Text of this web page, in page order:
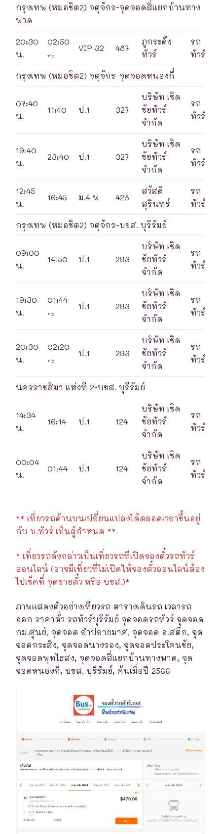
กรุงเทพ (หมอชิต2) จตุจักร-จุดจอดสี่แยกบ้านทาง
พาด
20:30
น.
02:50
+1d
VIP 32 487
ภูกระดึง
ทัวร์
รถ
ทัวร์
กรุงเทพ (หมอชิต2) จตุจักร-จุดจอดหนองกี่
07:40
น.
11:40 ป.1 327
บริษัท เชิด
ชัยทัวร์
จำกัด
รถ
ทัวร์
19:40
น.
23:40 ป.1 327
บริษัท เชิด
ชัยทัวร์
จำกัด
รถ
ทัวร์
12:45
น.
16:45 ม.4 พ 428
สวัสดี
สุรินทร์
รถ
ทัวร์
กรุงเทพ (หมอชิต2) จตุจักร-บขส. บุรีรัมย์
09:00
น.
14:50 ป.1 293
บริษัท เชิด
ชัยทัวร์
จำกัด
รถ
ทัวร์
19:30
น.
01:44
+1d
ป.1 293
บริษัท เชิด
ชัยทัวร์
จำกัด
รถ
ทัวร์
20:30
น.
02:20
+1d
ป.1 293
บริษัท เชิด
ชัยทัวร์
จำกัด
รถ
ทัวร์
นครราชสีมา แห่งที่ 2-บขส. บุรีรัมย์
14:34
น.
16:14 ป.1 124
บริษัท เชิด
ชัยทัวร์
จำกัด
รถ
ทัวร์
00:04
น.
01:44 ป.1 124
บริษัท เชิด
ชัยทัวร์
จำกัด
รถ
ทัวร์
** เที่ยวรถด้านบนเปลี่ยนแปลงได้ตลอดเวลาขึ้นอยู่
กับ บ.ทัวร์ เป็นผู้กำหนด **
* เที่ยวรถดังกล่าวเป็นเที่ยวรถที่เปิดจองตั๋วรถทัวร์
ออนไลน์ (อาจมีเที่ยวที่ไม่เปิดให้จองตั๋วออนไลน์ต้อง
ไปเช็คที่ จุดขายตั๋ว หรือ บขส.)*
ภาพแสดงตัวอย่างเที่ยวรถ ตารางเดินรถ เวลารถ
ออก ราคาตั๋ว รถทัวร์บุรีรัมย์ จุดจอดรถทัวร์ จุดจอด
กม.ศูนย์, จุดจอด ลำปลายมาศ, จุดจอด อ.สตึก, จุด
จอดกระสัง, จุดจอดนางรอง, จุดจอดประโคนชัย,
จุดจอดพุทไธสง, จุดจอดสี่แยกบ้านทางพาด, จุด
จอดหนองกี่, บขส. บุรีรัมย์, ค้นเมื่อปี 2566